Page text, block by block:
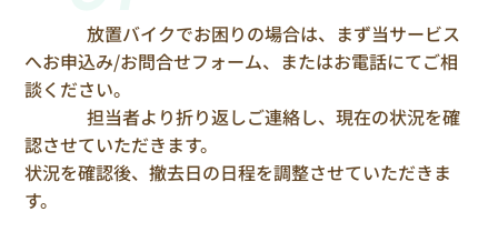
放置バイクでお困りの場合は、まず当サービス
へお申込み/お問合せフォーム、またはお電話にてご相
談ください。
担当者より折り返しご連絡し、現在の状況を確
認させていただきます。
状況を確認後、撤去日の日程を調整させていただきま
す。